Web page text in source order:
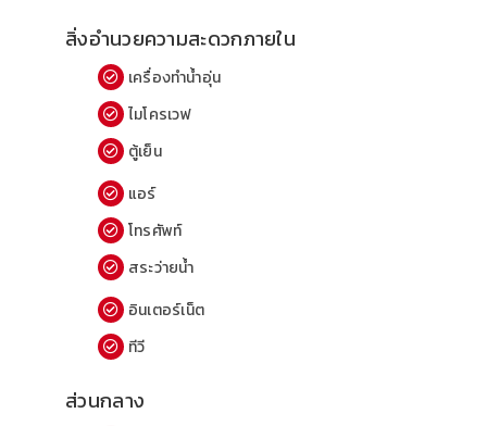
สิ่งอำนวยความสะดวกภายใน
เครื่องทำน้ำอุ่น
ไมโครเวฟ
ตู้เย็น
แอร์
โทรศัพท์
สระว่ายน้ำ
อินเตอร์เน็ต
ทีวี
ส่วนกลาง